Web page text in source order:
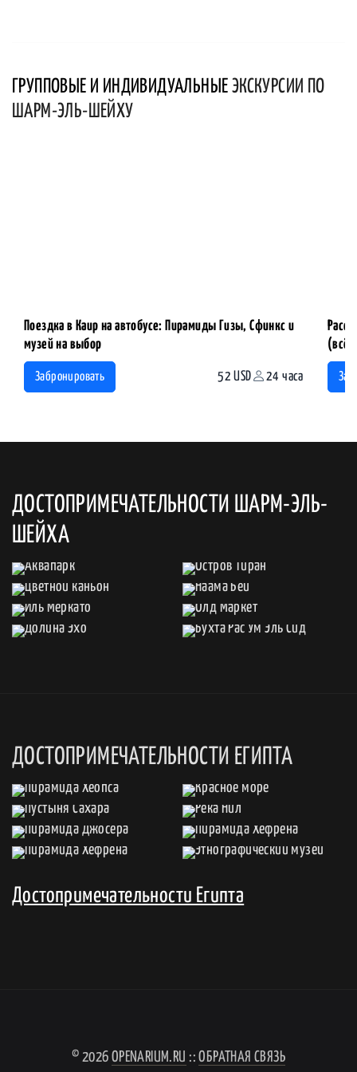
ГРУППОВЫЕ И ИНДИВИДУАЛЬНЫЕ ЭКСКУРСИИ ПО
ШАРМ-ЭЛЬ-ШЕЙХУ
Поездка в Каир на автобусе: Пирамиды Гизы, Сфинкс и
музей на выбор
Забронировать 52 USD 24 часа
(всё
ДОСТОПРИМЕЧАТЕЛЬНОСТИ ШАРМ-ЭЛЬ-
ШЕЙХА
ДОСТОПРИМЕЧАТЕЛЬНОСТИ ЕГИПТА
Достопримечательности Египта
© 2026 OPENARIUM.RU ::ОБРАТНАЯ СВЯЗЬ